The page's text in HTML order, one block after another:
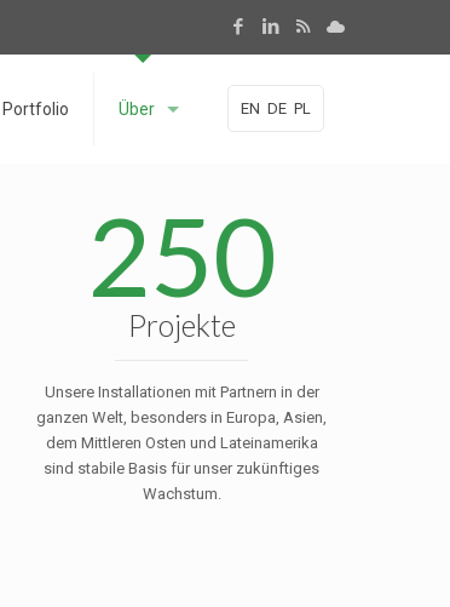
Portfolio Über EN DE PL
250
Projekte
Unsere Installationen mit Partnern in der
ganzen Welt, besonders in Europa, Asien,
dem Mittleren Osten und Lateinamerika
sind stabile Basis für unser zukünftiges
Wachstum.